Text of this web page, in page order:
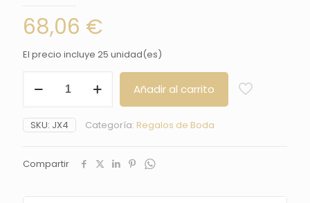
68,06 €
El precio incluye 25 unidad(es)
¡Nos
Casamos!
16x16cm,
Añadir al carrito
SKU: JX4 Categoría: Regalos de Boda
Compartir